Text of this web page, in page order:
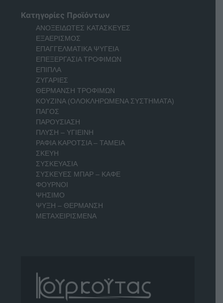
Κατηγορίες Προϊόντων
ΑΝΟΞΕΙΔΩΤΕΣ ΚΑΤΑΣΚΕΥΕΣ
ΕΞΑΕΡΙΣΜΟΣ
ΕΠΑΓΓΕΛΜΑΤΙΚΑ ΨΥΓΕΙΑ
ΕΠΕΞΕΡΓΑΣΙΑ ΤΡΟΦΙΜΩΝ
ΕΠΙΠΛΑ
ΖΥΓΑΡΙΕΣ
ΘΕΡΜΑΝΣΗ ΤΡΟΦΙΜΩΝ
ΚΟΥΖΙΝΑ (ΟΛΟΚΛΗΡΩΜΕΝΑ ΣΥΣΤΗΜΑΤΑ)
ΠΑΓΟΣ
ΠΑΡΟΥΣΙΑΣΗ
ΠΛΥΣΗ – ΥΓΙΕΙΝΗ
ΡΑΦΙΑ ΚΑΡΟΤΣΙΑ – ΤΑΜΕΙΑ
ΣΚΕΥΗ
ΣΥΣΚΕΥΑΣΙΑ
ΣΥΣΚΕΥΕΣ ΜΠΑΡ – ΚΑΦΕ
ΦΟΥΡΝΟΙ
ΨΗΣΙΜΟ
ΨΥΞΗ – ΘΕΡΜΑΝΣΗ
ΜΕΤΑΧΕΙΡΙΣΜΕΝΑ